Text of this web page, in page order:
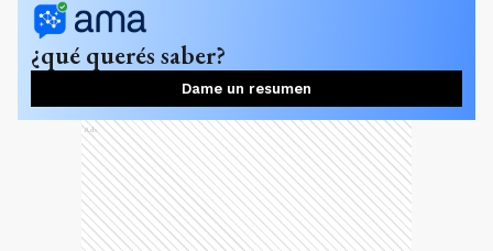
¿qué querés saber?
Dame un resumen
Ads